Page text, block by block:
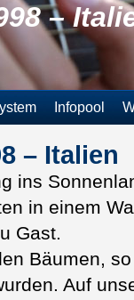
–
Infopool
– Italien
ins
in einem
Gast.
Bäumen,
Auf